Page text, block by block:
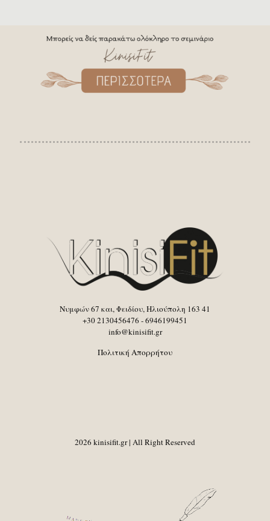
Νυμφών 67 και, Φειδίου, Ηλιούπολη 163 41
+30 2130456476 - 6946199451
info@kinisifit.gr
Πολιτική Απορρήτου
2026 kinisifit.gr | All Right Reserved